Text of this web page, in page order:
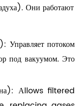
Они работают
Управляет потоком
под вакуумом. Это
Аllows filtered